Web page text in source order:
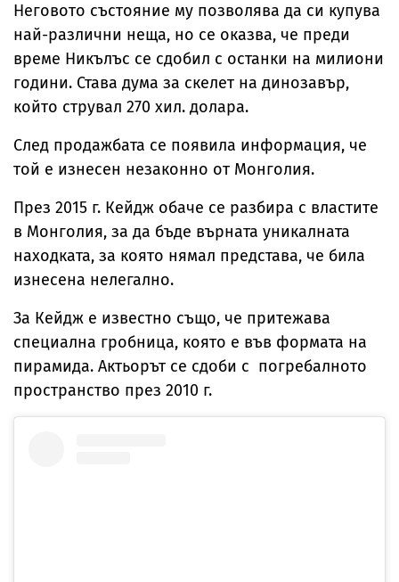
Неговото състояние му позволява да си купува
най-различни неща, но се оказва, че преди
време Никълъс се сдобил с останки на милиони
години. Става дума за скелет на динозавър,
който струвал 270 хил. долара.
След продажбата се появила информация, че
той е изнесен незаконно от Монголия.
През 2015 г. Кейдж обаче се разбира с властите
в Монголия, за да бъде върната уникалната
находката, за която нямал представа, че била
изнесена нелегално.
За Кейдж е известно също, че притежава
специална гробница, която е във формата на
пирамида. Актьорът се сдоби с погребалното
пространство през 2010 г.